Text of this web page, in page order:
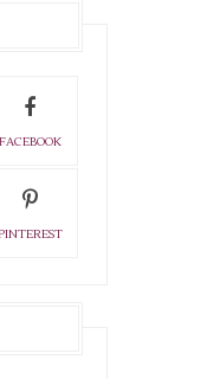
FACEBOOK